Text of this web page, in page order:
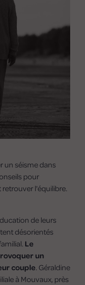
un séisme dans
pour
l'équilibre.
de leurs
désorientés
Le
un
couple. Géraldine
à Mouvaux, près